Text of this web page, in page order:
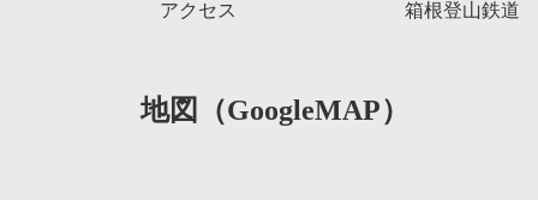
アクセス 箱根登山鉄道
地図（GoogleMAP）